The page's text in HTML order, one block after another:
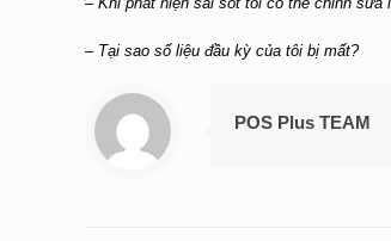
– Tại sao số liệu đầu kỳ của tôi bị mất?
POS Plus TEAM